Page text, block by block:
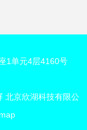
1单元4层4160号
北京欣湖科技有限公